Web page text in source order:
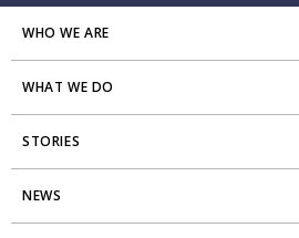
WHO WE ARE
HVからのメッセージ
研究員紹介
アクセス
WHAT WE DO
組織変革
エンゲージメント向上支援
STORIES
Stories
NEWS